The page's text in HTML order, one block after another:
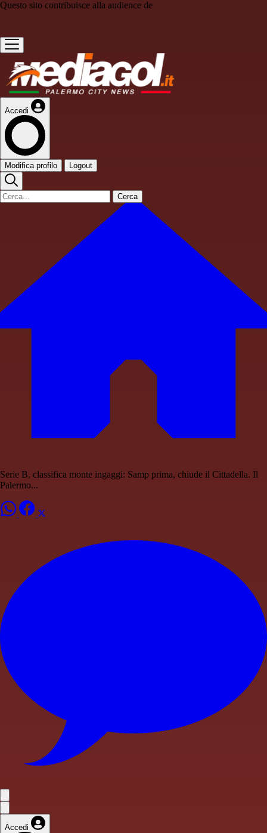
Questo sito contribuisce alla audience de
Accedi
Modifica profilo Logout
Cerca
Serie B, classifica monte ingaggi: Samp prima, chiude il Cittadella. Il
Palermo...
Accedi